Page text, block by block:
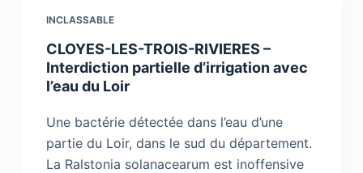
INCLASSABLE
CLOYES-LES-TROIS-RIVIERES –
Interdiction partielle d’irrigation avec
l’eau du Loir
Une bactérie détectée dans l’eau d’une
partie du Loir, dans le sud du département.
La Ralstonia solanacearum est inoffensive